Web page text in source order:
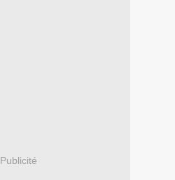
Publicité